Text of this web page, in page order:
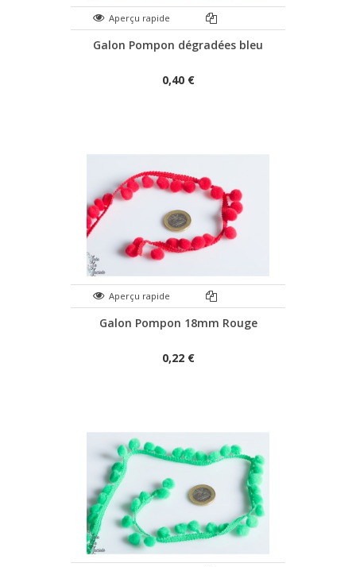
Aperçu rapide
Galon Pompon dégradées bleu
0,40 €
Aperçu rapide
Galon Pompon 18mm Rouge
0,22 €